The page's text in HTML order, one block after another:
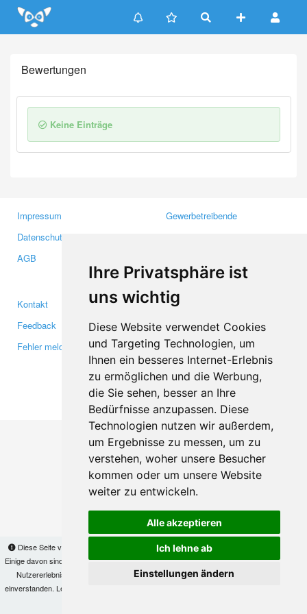
Ihre Privatsphäre ist
uns wichtig
Diese Website verwendet Cookies
und Targeting Technologien, um
Ihnen ein besseres Internet-Erlebnis
zu ermöglichen und die Werbung,
die Sie sehen, besser an Ihre
Bedürfnisse anzupassen. Diese
Technologien nutzen wir außerdem,
um Ergebnisse zu messen, um zu
verstehen, woher unsere Besucher
kommen oder um unsere Website
weiter zu entwickeln.
Alle akzeptieren
Ich lehne ab
Einstellungen ändern
Update cookies preferences
Diese Seite verwendet Cookies, um Informationen auf Ihrem Computer zu speichern.
Einige davon sind notwendig, damit unsere Seite funktioniert, andere helfen uns dabei, das
Nutzererlebnis zu verbessern. Mit der Nutzung dieser Seite erklären Sie sich damit
einverstanden. Lesen Sie unsere
Bewertungen
Keine Einträge
Impressum
Datenschutzerklärung
AGB
Gewerbetreibende
Medien
Kontakt
Feedback
Fehler melden
Facebook
Twitter
YouTube
Google+
Makis© Copyright 2026